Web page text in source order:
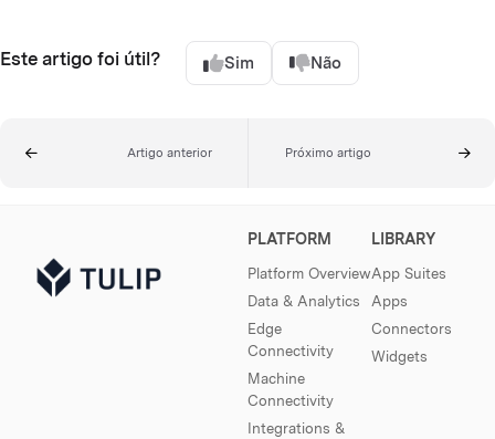
Este artigo foi útil? Sim Não
Artigo anterior Próximo artigo
PLATFORM
Platform Overview
Data & Analytics
Edge
Connectivity
Machine
Connectivity
Integrations &
LIBRARY
App Suites
Apps
Connectors
Widgets